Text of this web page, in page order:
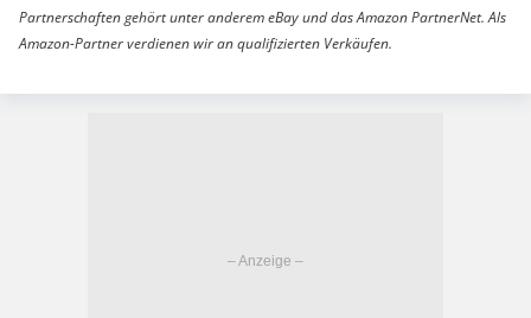
Partnerschaften gehört unter anderem eBay und das Amazon PartnerNet. Als
Amazon-Partner verdienen wir an qualifizierten Verkäufen.